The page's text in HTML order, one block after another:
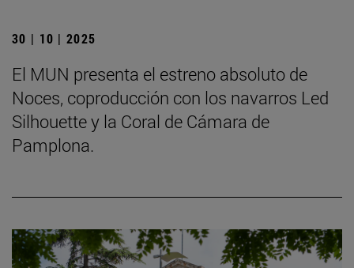
30 | 10 | 2025
El MUN presenta el estreno absoluto de
Noces, coproducción con los navarros Led
Silhouette y la Coral de Cámara de
Pamplona.